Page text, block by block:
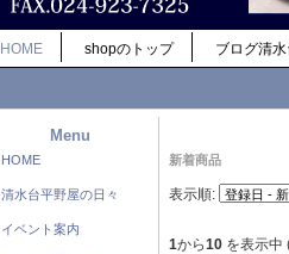
HOME shopのトップ ブログ清
Menu
HOME
清水台平野屋の日々
イベント案内
新着商品
表示順:
1から10 を表示中